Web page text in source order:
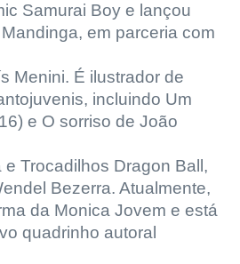
Samurai Boy e lançou
em parceria com
Menini. É ilustrador de
incluindo Um
e O sorriso de João
e Trocadilhos Dragon Ball,
Bezerra. Atualmente,
da Monica Jovem e está
quadrinho autoral